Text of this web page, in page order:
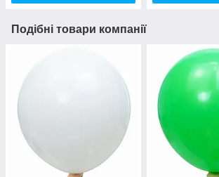
Подібні товари компанії